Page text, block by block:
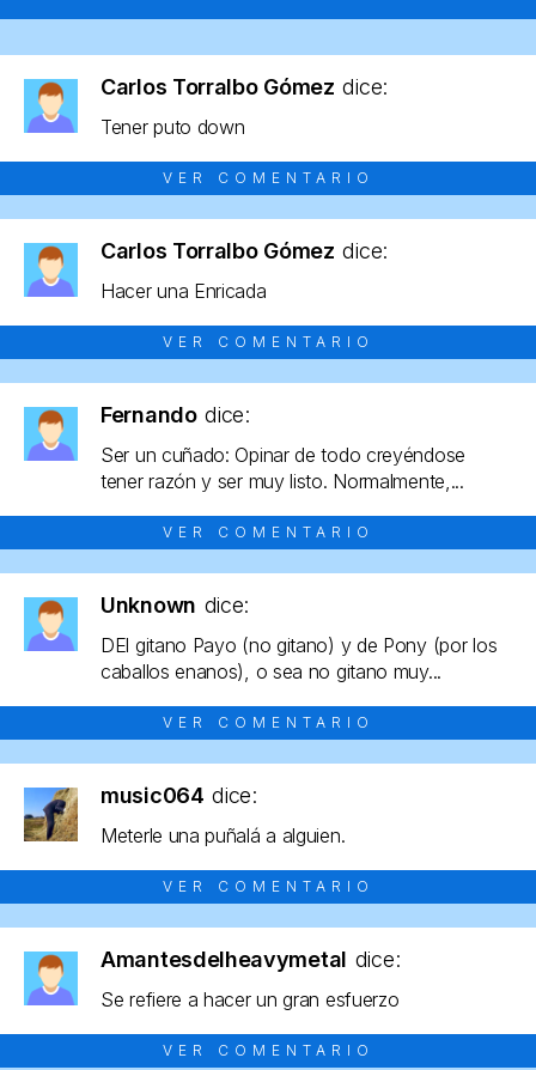
Carlos Torralbo Gómez dice:
Tener puto down
VER COMENTARIO
Carlos Torralbo Gómez dice:
Hacer una Enricada
VER COMENTARIO
Fernando dice:
Ser un cuñado: Opinar de todo creyéndose
tener razón y ser muy listo. Normalmente,...
VER COMENTARIO
Unknown dice:
DEl gitano Payo (no gitano) y de Pony (por los
caballos enanos), o sea no gitano muy...
VER COMENTARIO
music064 dice:
Meterle una puñalá a alguien.
VER COMENTARIO
Amantesdelheavymetal dice:
Se refiere a hacer un gran esfuerzo
VER COMENTARIO